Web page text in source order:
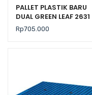
PALLET PLASTIK BARU
DUAL GREEN LEAF 2631
UKURAN 120x100x14 CM
Rp705.000